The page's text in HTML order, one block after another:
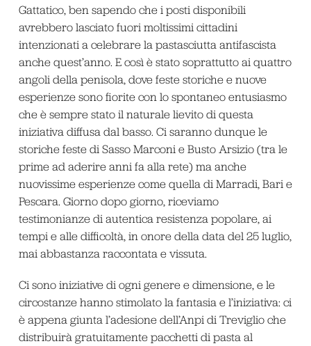
Gattatico, ben sapendo che i posti disponibili
avrebbero lasciato fuori moltissimi cittadini
intenzionati a celebrare la pastasciutta antifascista
anche quest’anno. E così è stato soprattutto ai quattro
angoli della penisola, dove feste storiche e nuove
esperienze sono fiorite con lo spontaneo entusiasmo
che è sempre stato il naturale lievito di questa
iniziativa diffusa dal basso. Ci saranno dunque le
storiche feste di Sasso Marconi e Busto Arsizio (tra le
prime ad aderire anni fa alla rete) ma anche
nuovissime esperienze come quella di Marradi, Bari e
Pescara. Giorno dopo giorno, riceviamo
testimonianze di autentica resistenza popolare, ai
tempi e alle difficoltà, in onore della data del 25 luglio,
mai abbastanza raccontata e vissuta.
Ci sono iniziative di ogni genere e dimensione, e le
circostanze hanno stimolato la fantasia e l’iniziativa: ci
è appena giunta l’adesione dell’Anpi di Treviglio che
distribuirà gratuitamente pacchetti di pasta al